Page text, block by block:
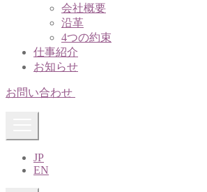
会社概要
沿革
4つの約束
仕事紹介
お知らせ
お問い合わせ
JP
EN